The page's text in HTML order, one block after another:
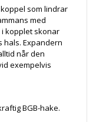
som lindrar
med
kopplet skonar
hals. Expandern
når den
exempelvis
BGB-hake.